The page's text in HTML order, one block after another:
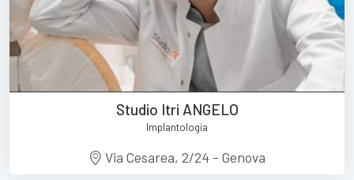
Studio Itri ANGELO
Implantologia
Via Cesarea, 2/24 - Genova